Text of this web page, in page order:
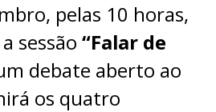
pelas 10 horas,
sessão “Falar de
debate aberto ao
os quatro